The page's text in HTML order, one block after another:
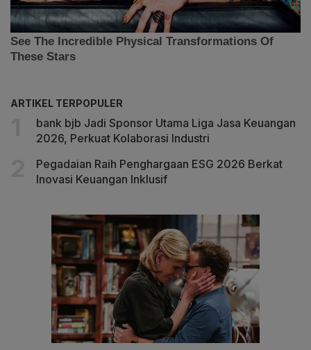
ARTIKEL TERPOPULER
bank bjb Jadi Sponsor Utama Liga Jasa Keuangan
2026, Perkuat Kolaborasi Industri
Pegadaian Raih Penghargaan ESG 2026 Berkat
Inovasi Keuangan Inklusif